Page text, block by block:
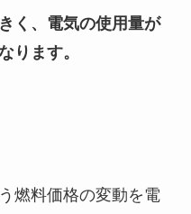
く、電気の使用量が
ります。
燃料価格の変動を電